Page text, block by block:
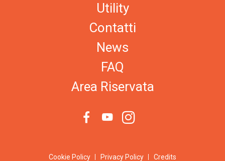
Utility
Contatti
News
FAQ
Area Riservata
Cookie Policy Privacy Policy Credits